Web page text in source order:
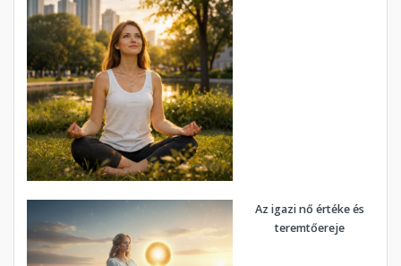
Az igazi nő értéke és
teremtőereje